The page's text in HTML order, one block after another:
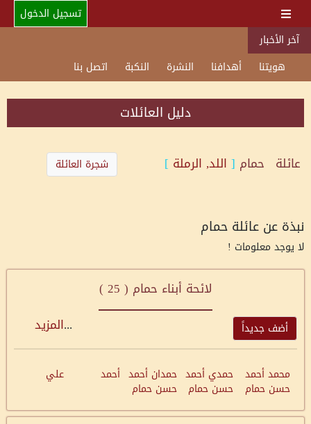
تسجيل الدخول
آخر الأخبار
هويتنا
أهدافنا النشرة النكبة اتصل بنا
دليل العائلات
عائلة حمام [ اللد, الرملة ] شجرة العائلة
نبذة عن عائلة حمام
لا يوجد معلومات !
لائحة أبناء حمام ( 25
)
أضف جديداً ...المزيد
محمد أحمد
حسن حمام
حمدي أحمد
حسن حمام
حمدان أحمد
حسن حمام
أحمد علي